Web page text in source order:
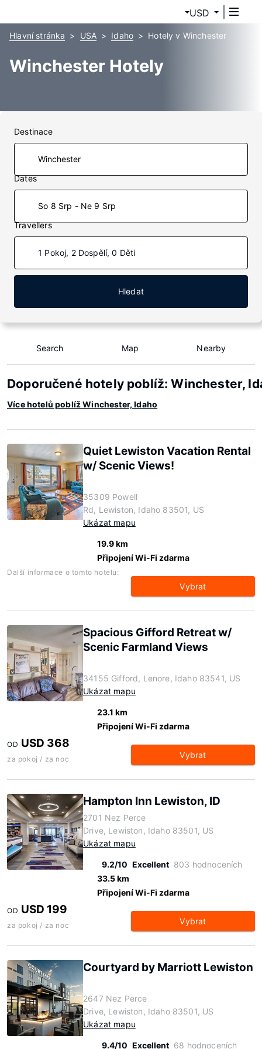
USD
Hlavní stránka USA Idaho Hotely v Winchester
Winchester Hotely
Destinace
Dates
So 8 Srp - Ne 9 Srp
Travellers
1 Pokoj, 2 Dospělí, 0 Děti
Hledat
Search Map Nearby
Doporučené hotely poblíž: Winchester,
Více hotelů poblíž Winchester, Idaho
Quiet Lewiston Vacation Rental
w/ Scenic Views!
35309 Powell
Rd, Lewiston, Idaho 83501, US
Ukázat mapu
19.9 km
Připojení Wi-Fi zdarma
Další informace o tomto hotelu:
Vybrat
Spacious Gifford Retreat w/
Scenic Farmland Views
34155 Gifford, Lenore, Idaho 83541, US
Ukázat mapu
23.1 km
Připojení Wi-Fi zdarma
OD USD 368
za pokoj / za noc Vybrat
Hampton Inn Lewiston, ID
2701 Nez Perce
Drive, Lewiston, Idaho 83501, US
Ukázat mapu
9.2/10 Excellent 803 hodnoceních
33.5 km
Připojení Wi-Fi zdarma
OD USD 199
za pokoj / za noc Vybrat
Courtyard by Marriott Lewiston
2647 Nez Perce
Drive, Lewiston, Idaho 83501, US
Ukázat mapu
9.4/10 Excellent 68 hodnoceních